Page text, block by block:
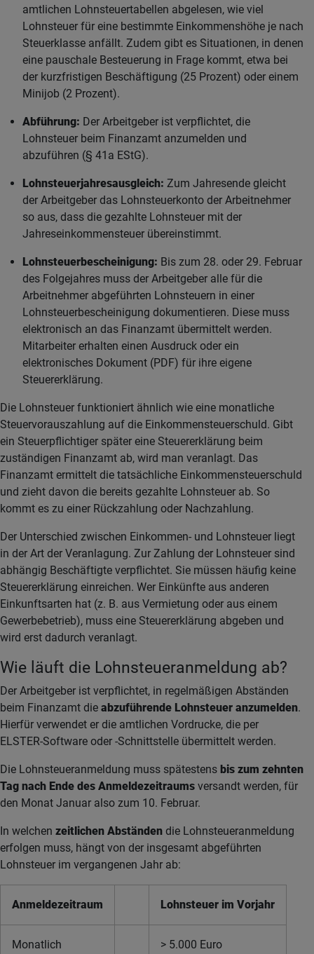
amtlichen Lohnsteuertabellen abgelesen, wie viel
Lohnsteuer für eine bestimmte Einkommenshöhe je nach
Steuerklasse anfällt. Zudem gibt es Situationen, in denen
eine pauschale Besteuerung in Frage kommt, etwa bei
der kurzfristigen Beschäftigung (25 Prozent) oder einem
Minijob (2 Prozent).
Abführung: Der Arbeitgeber ist verpflichtet, die
Lohnsteuer beim Finanzamt anzumelden und
abzuführen (§ 41a EStG).
Lohnsteuerjahresausgleich: Zum Jahresende gleicht
der Arbeitgeber das Lohnsteuerkonto der Arbeitnehmer
so aus, dass die gezahlte Lohnsteuer mit der
Jahreseinkommensteuer übereinstimmt.
Lohnsteuerbescheinigung: Bis zum 28. oder 29. Februar
des Folgejahres muss der Arbeitgeber alle für die
Arbeitnehmer abgeführten Lohnsteuern in einer
Lohnsteuerbescheinigung dokumentieren. Diese muss
elektronisch an das Finanzamt übermittelt werden.
Mitarbeiter erhalten einen Ausdruck oder ein
elektronisches Dokument (PDF) für ihre eigene
Steuererklärung.
Die Lohnsteuer funktioniert ähnlich wie eine monatliche
Steuervorauszahlung auf die Einkommensteuerschuld. Gibt
ein Steuerpflichtiger später eine Steuererklärung beim
zuständigen Finanzamt ab, wird man veranlagt. Das
Finanzamt ermittelt die tatsächliche Einkommensteuerschuld
und zieht davon die bereits gezahlte Lohnsteuer ab. So
kommt es zu einer Rückzahlung oder Nachzahlung.
Der Unterschied zwischen Einkommen- und Lohnsteuer liegt
in der Art der Veranlagung. Zur Zahlung der Lohnsteuer sind
abhängig Beschäftigte verpflichtet. Sie müssen häufig keine
Steuererklärung einreichen. Wer Einkünfte aus anderen
Einkunftsarten hat (z. B. aus Vermietung oder aus einem
Gewerbebetrieb), muss eine Steuererklärung abgeben und
wird erst dadurch veranlagt.
Wie läuft die Lohnsteueranmeldung ab?
Der Arbeitgeber ist verpflichtet, in regelmäßigen Abständen
beim Finanzamt die abzuführende Lohnsteuer anzumelden.
Hierfür verwendet er die amtlichen Vordrucke, die per
ELSTER-Software oder -Schnittstelle übermittelt werden.
Die Lohnsteueranmeldung muss spätestens bis zum zehnten
Tag nach Ende des Anmeldezeitraums versandt werden, für
den Monat Januar also zum 10. Februar.
In welchen zeitlichen Abständen die Lohnsteueranmeldung
erfolgen muss, hängt von der insgesamt abgeführten
Lohnsteuer im vergangenen Jahr ab:
Anmeldezeitraum Lohnsteuer im Vorjahr
Monatlich > 5.000 Euro